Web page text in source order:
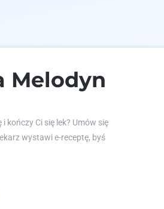
Melodyn
kończy Ci się lek? Umów się
wystawi e-receptę, byś